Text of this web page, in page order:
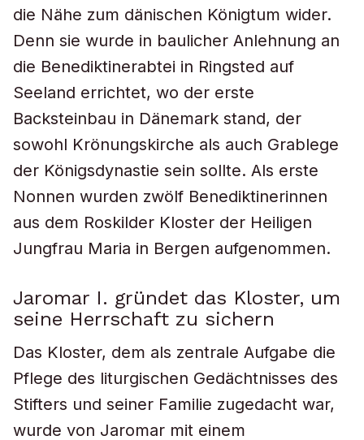
die Nähe zum dänischen Königtum wider.
Denn sie wurde in baulicher Anlehnung an
die Benediktinerabtei in Ringsted auf
Seeland errichtet, wo der erste
Backsteinbau in Dänemark stand, der
sowohl Krönungskirche als auch Grablege
der Königsdynastie sein sollte. Als erste
Nonnen wurden zwölf Benediktinerinnen
aus dem Roskilder Kloster der Heiligen
Jungfrau Maria in Bergen aufgenommen.
Jaromar I. gründet das Kloster, um
seine Herrschaft zu sichern
Das Kloster, dem als zentrale Aufgabe die
Pflege des liturgischen Gedächtnisses des
Stifters und seiner Familie zugedacht war,
wurde von Jaromar mit einem